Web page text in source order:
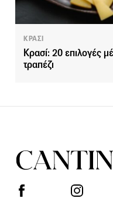
ΚΡΑΣΙ
Κρασί: 20 επιλογές
τραπέζι